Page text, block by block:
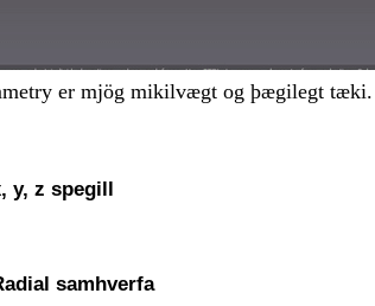
er mjög mikilvægt og þægilegt tæki.
y, z spegill
samhverfa